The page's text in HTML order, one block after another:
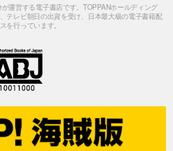
運営する電子書店です。TOPPANホールディング
テレビ朝日の出資を受け、日本最大級の電子書籍配
を行っています。